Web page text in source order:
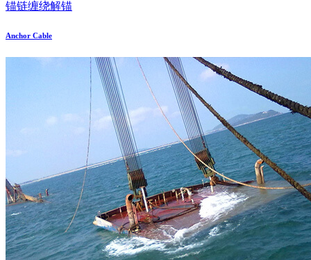
锚链缠绕解锚
Anchor Cable